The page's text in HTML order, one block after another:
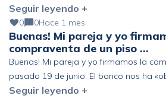
Seguir leyendo +
0 0Hace 1 mes
Buenas! Mi pareja y yo
compraventa de un piso …
Buenas! Mi pareja y yo firmamos la
pasado 19 de junio. El banco nos ha
seguro de vida de prima única de 6
Seguir leyendo +